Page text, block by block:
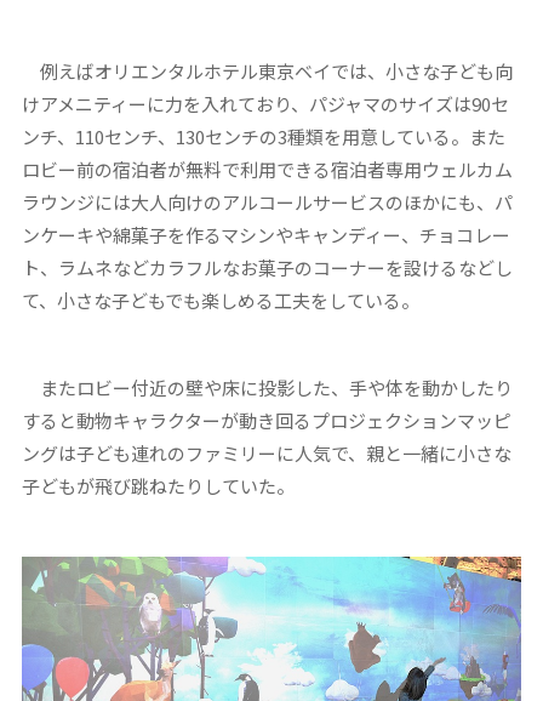
例えばオリエンタルホテル東京ベイでは、小さな子ども向
けアメニティーに力を入れており、パジャマのサイズは90セ
ンチ、110センチ、130センチの3種類を用意している。また
ロビー前の宿泊者が無料で利用できる宿泊者専用ウェルカム
ラウンジには大人向けのアルコールサービスのほかにも、パ
ンケーキや綿菓子を作るマシンやキャンディー、チョコレー
ト、ラムネなどカラフルなお菓子のコーナーを設けるなどし
て、小さな子どもでも楽しめる工夫をしている。
またロビー付近の壁や床に投影した、手や体を動かしたり
すると動物キャラクターが動き回るプロジェクションマッピ
ングは子ども連れのファミリーに人気で、親と一緒に小さな
子どもが飛び跳ねたりしていた。